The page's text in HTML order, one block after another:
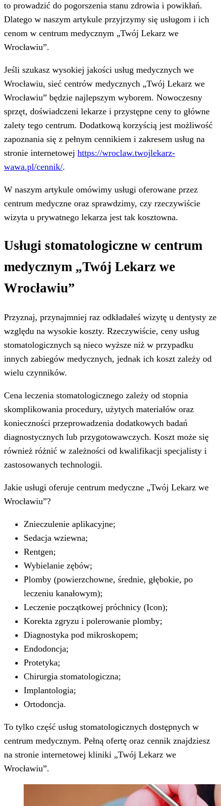
to prowadzić do pogorszenia stanu zdrowia i powikłań.
Dlatego w naszym artykule przyjrzymy się usługom i ich
cenom w centrum medycznym „Twój Lekarz we
Wrocławiu”.
Jeśli szukasz wysokiej jakości usług medycznych we
Wrocławiu, sieć centrów medycznych „Twój Lekarz we
Wrocławiu” będzie najlepszym wyborem. Nowoczesny
sprzęt, doświadczeni lekarze i przystępne ceny to główne
zalety tego centrum. Dodatkową korzyścią jest możliwość
zapoznania się z pełnym cennikiem i zakresem usług na
stronie internetowej https://wroclaw.twojlekarz-
wawa.pl/cennik/.
W naszym artykule omówimy usługi oferowane przez
centrum medyczne oraz sprawdzimy, czy rzeczywiście
wizyta u prywatnego lekarza jest tak kosztowna.
Usługi stomatologiczne w centrum
medycznym „Twój Lekarz we
Wrocławiu”
Przyznaj, przynajmniej raz odkładałeś wizytę u dentysty ze
względu na wysokie koszty. Rzeczywiście, ceny usług
stomatologicznych są nieco wyższe niż w przypadku
innych zabiegów medycznych, jednak ich koszt zależy od
wielu czynników.
Cena leczenia stomatologicznego zależy od stopnia
skomplikowania procedury, użytych materiałów oraz
konieczności przeprowadzenia dodatkowych badań
diagnostycznych lub przygotowawczych. Koszt może się
również różnić w zależności od kwalifikacji specjalisty i
zastosowanych technologii.
Jakie usługi oferuje centrum medyczne „Twój Lekarz we
Wrocławiu”?
Znieczulenie aplikacyjne;
Sedacja wziewna;
Rentgen;
Wybielanie zębów;
Plomby (powierzchowne, średnie, głębokie, po
leczeniu kanałowym);
Leczenie początkowej próchnicy (Icon);
Korekta zgryzu i polerowanie plomby;
Diagnostyka pod mikroskopem;
Endodoncja;
Protetyka;
Chirurgia stomatologiczna;
Implantologia;
Ortodoncja.
To tylko część usług stomatologicznych dostępnych w
centrum medycznym. Pełną ofertę oraz cennik znajdziesz
na stronie internetowej kliniki „Twój Lekarz we
Wrocławiu”.